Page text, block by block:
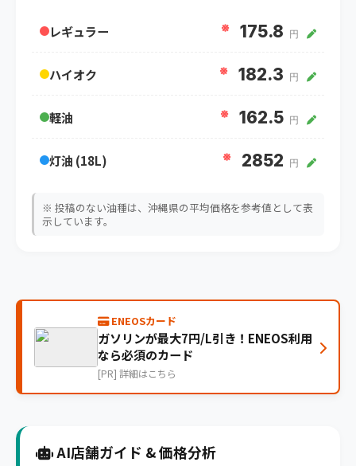
レギュラー ※ 175.8 円
ハイオク ※ 182.3 円
軽油 ※ 162.5 円
灯油 (18L) ※ 2852 円
※ 投稿のない油種は、沖縄県の平均価格を参考値として表
示しています。
ENEOSカード
ガソリンが最大7円/L引き！ENEOS利用
なら必須のカード
[PR] 詳細はこちら
AI店舗ガイド & 価格分析